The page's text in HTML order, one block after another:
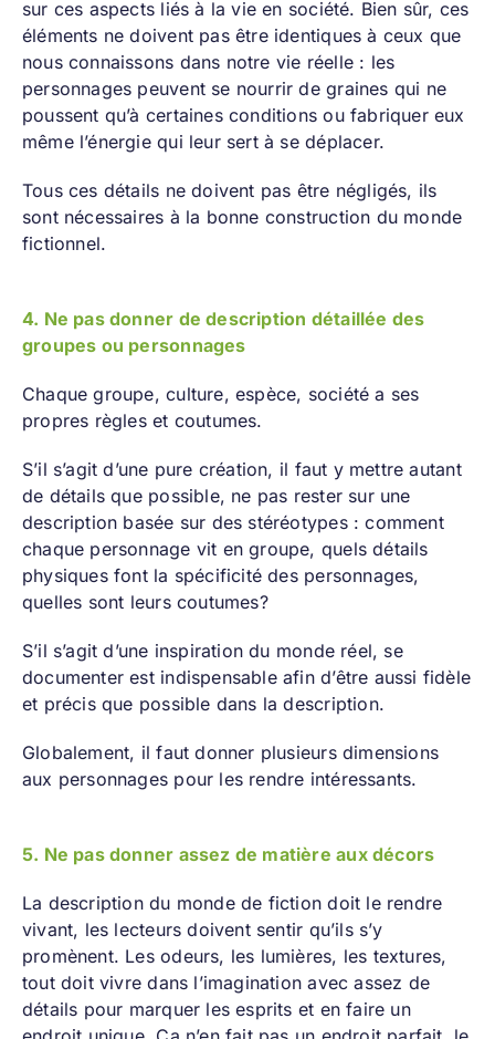
sur ces aspects liés à la vie en société. Bien sûr, ces
éléments ne doivent pas être identiques à ceux que
nous connaissons dans notre vie réelle : les
personnages peuvent se nourrir de graines qui ne
poussent qu’à certaines conditions ou fabriquer eux
même l’énergie qui leur sert à se déplacer.
Tous ces détails ne doivent pas être négligés, ils
sont nécessaires à la bonne construction du monde
fictionnel.
4. Ne pas donner de description détaillée des
groupes ou personnages
Chaque groupe, culture, espèce, société a ses
propres règles et coutumes.
S’il s’agit d’une pure création, il faut y mettre autant
de détails que possible, ne pas rester sur une
description basée sur des stéréotypes : comment
chaque personnage vit en groupe, quels détails
physiques font la spécificité des personnages,
quelles sont leurs coutumes?
S’il s’agit d’une inspiration du monde réel, se
documenter est indispensable afin d’être aussi fidèle
et précis que possible dans la description.
Globalement, il faut donner plusieurs dimensions
aux personnages pour les rendre intéressants.
5. Ne pas donner assez de matière aux décors
La description du monde de fiction doit le rendre
vivant, les lecteurs doivent sentir qu’ils s’y
promènent. Les odeurs, les lumières, les textures,
tout doit vivre dans l’imagination avec assez de
détails pour marquer les esprits et en faire un